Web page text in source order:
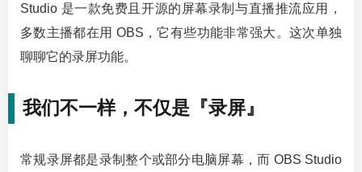
Studio 是一款免费且开源的屏幕录制与直播推流应用，
多数主播都在用 OBS，它有些功能非常强大。这次单独
聊聊它的录屏功能。
我们不一样，不仅是『录屏』
常规录屏都是录制整个或部分电脑屏幕，而 OBS Studio